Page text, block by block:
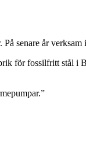
senare år
för fossilfritt stål